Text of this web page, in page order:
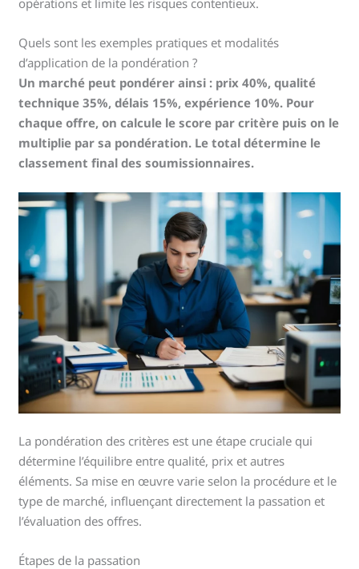
opérations et limite les risques contentieux.
Quels sont les exemples pratiques et modalités
d’application de la pondération ?
Un marché peut pondérer ainsi : prix 40%, qualité
technique 35%, délais 15%, expérience 10%. Pour
chaque offre, on calcule le score par critère puis on le
multiplie par sa pondération. Le total détermine le
classement final des soumissionnaires.
La pondération des critères est une étape cruciale qui
détermine l’équilibre entre qualité, prix et autres
éléments. Sa mise en œuvre varie selon la procédure et le
type de marché, influençant directement la passation et
l’évaluation des offres.
Étapes de la passation